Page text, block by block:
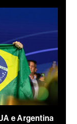
e Argentina